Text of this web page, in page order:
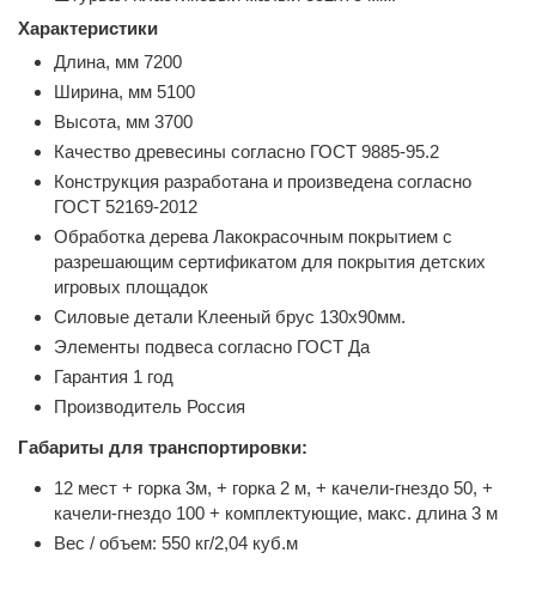
Характеристики
Длина, мм 7200
Ширина, мм 5100
Высота, мм 3700
Качество древесины согласно ГОСТ 9885-95.2
Конструкция разработана и произведена согласно
ГОСТ 52169-2012
Обработка дерева Лакокрасочным покрытием с
разрешающим сертификатом для покрытия детских
игровых площадок
Силовые детали Клееный брус 130х90мм.
Элементы подвеса согласно ГОСТ Да
Гарантия 1 год
Производитель Россия
Габариты для транспортировки:
12 мест + горка 3м, + горка 2 м, + качели-гнездо 50, +
качели-гнездо 100 + комплектующие, макс. длина 3 м
Вес / объем: 550 кг/2,04 куб.м